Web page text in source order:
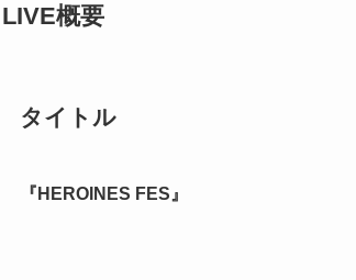
LIVE概要
タイトル
『HEROINES FES』